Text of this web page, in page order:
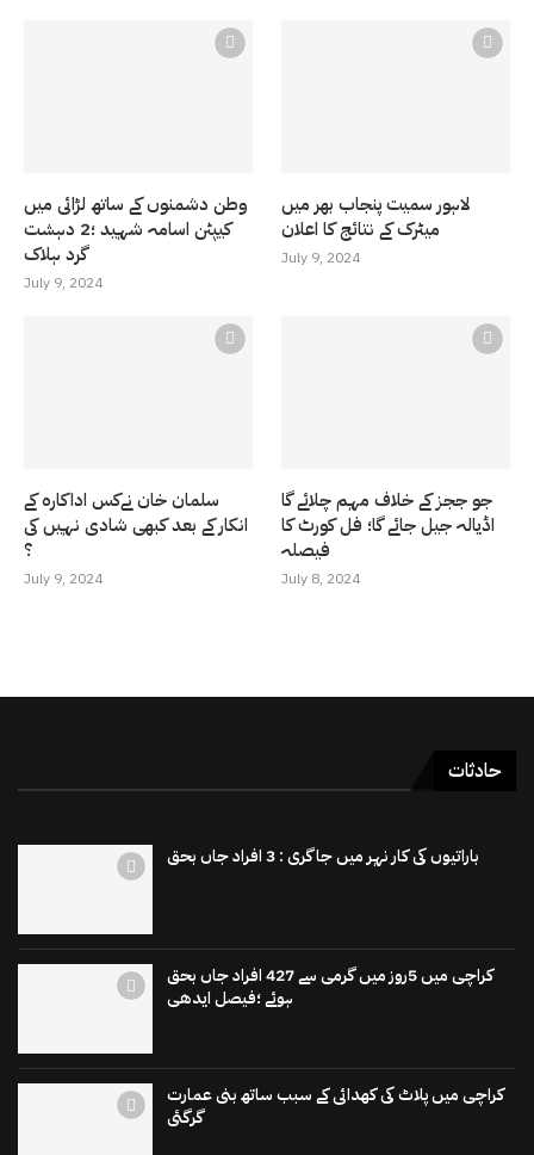
وطن دشمنوں کے ساتھ لڑائی میں
کیپٹن اسامہ شہید ؛2 دہشت
گرد ہلاک
July 9, 2024
لاہور سمیت پنجاب بھر میں
میٹرک کے نتائج کا اعلان
July 9, 2024
سلمان خان نےکس اداکارہ کے
انکار کے بعد کبھی شادی نہیں کی
؟
July 9, 2024
جو ججز کے خلاف مہم چلائے گا
اڈیالہ جیل جائے گا؛ فل کورٹ کا
فیصلہ
July 8, 2024
حادثات
باراتیوں کی کار نہر میں جاگری : 3 افراد جاں بحق
کراچی میں 5روز میں گرمی سے 427 افراد جاں بحق
ہوئے ؛فیصل ایدھی
کراچی میں پلاٹ کی کھدائی کے سبب ساتھ بنی عمارت
گرگئی